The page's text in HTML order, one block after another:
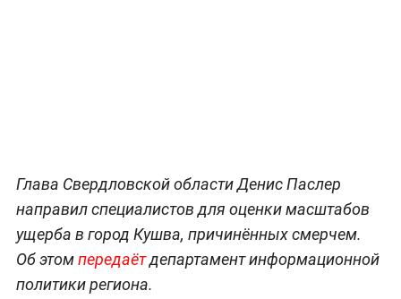
Глава Свердловской области Денис Паслер
направил специалистов для оценки масштабов
ущерба в город Кушва, причинённых смерчем.
Об этомпередаётдепартамент информационной
политики региона.